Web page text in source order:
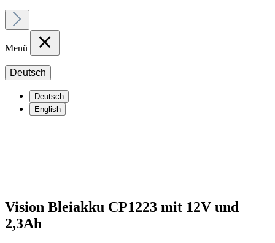
Menü
Deutsch
Deutsch
English
Vision Bleiakku CP1223 mit 12V und
2,3Ah